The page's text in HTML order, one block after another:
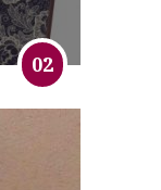
02